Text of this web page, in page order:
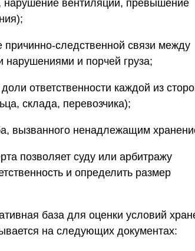
нарушение вентиляции, превышение
причинно-следственной связи между
и порчей груза;
ответственности каждой из
склада, перевозчика);
вызванного ненадлежащим
позволяет суду или арбитражу
и определить размер
база для оценки условий
на следующих документах: